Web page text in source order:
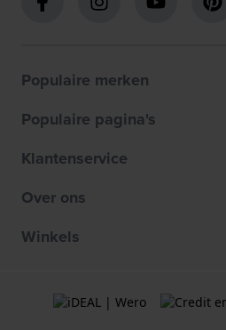
Populaire merken
Populaire pagina's
Klantenservice
Over ons
Winkels